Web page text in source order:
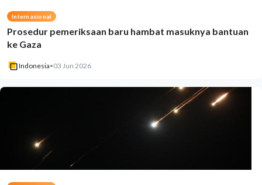
Internasional
Prosedur pemeriksaan baru hambat masuknya bantuan
ke Gaza
Indonesia•03 Jun 2026